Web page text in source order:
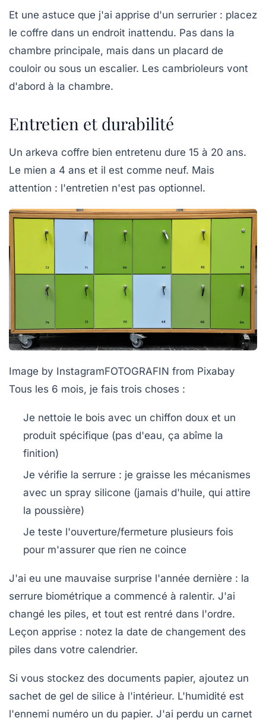
Et une astuce que j'ai apprise d'un serrurier : placez
le coffre dans un endroit inattendu. Pas dans la
chambre principale, mais dans un placard de
couloir ou sous un escalier. Les cambrioleurs vont
d'abord à la chambre.
Entretien et durabilité
Un arkeva coffre bien entretenu dure 15 à 20 ans.
Le mien a 4 ans et il est comme neuf. Mais
attention : l'entretien n'est pas optionnel.
Image by InstagramFOTOGRAFIN from Pixabay
Tous les 6 mois, je fais trois choses :
Je nettoie le bois avec un chiffon doux et un
produit spécifique (pas d'eau, ça abîme la
finition)
Je vérifie la serrure : je graisse les mécanismes
avec un spray silicone (jamais d'huile, qui attire
la poussière)
Je teste l'ouverture/fermeture plusieurs fois
pour m'assurer que rien ne coince
J'ai eu une mauvaise surprise l'année dernière : la
serrure biométrique a commencé à ralentir. J'ai
changé les piles, et tout est rentré dans l'ordre.
Leçon apprise : notez la date de changement des
piles dans votre calendrier.
Si vous stockez des documents papier, ajoutez un
sachet de gel de silice à l'intérieur. L'humidité est
l'ennemi numéro un du papier. J'ai perdu un carnet